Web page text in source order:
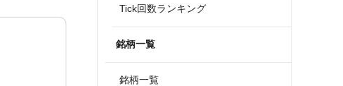
Tick回数ランキング
銘柄一覧
銘柄一覧